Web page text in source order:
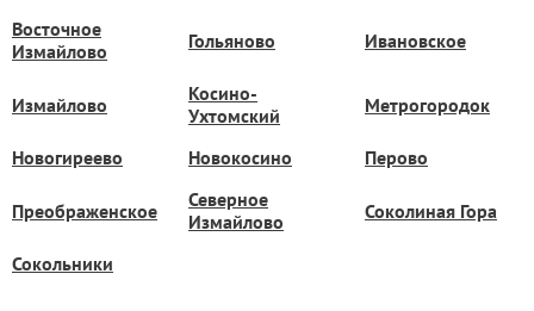
Восточное
Измайлово
Гольяново Ивановское
Измайлово
Косино-
Ухтомский
Метрогородок
Новогиреево Новокосино Перово
Преображенское
Северное
Измайлово
Соколиная Гора
Сокольники